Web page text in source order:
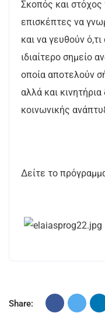
Σκοπός και
επισκέπτες να
και να γευθούν
ιδιαίτερο σημείο
οποία αποτελούν
αλλά και
κοινωνικής
Δείτε το
Share: